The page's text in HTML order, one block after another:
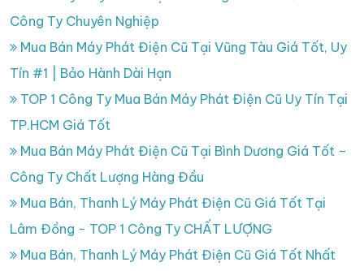
Công Ty Chuyên Nghiệp
Mua Bán Máy Phát Điện Cũ Tại Vũng Tàu Giá Tốt, Uy
Tín #1 | Bảo Hành Dài Hạn
TOP 1 Công Ty Mua Bán Máy Phát Điện Cũ Uy Tín Tại
TP.HCM Giá Tốt
Mua Bán Máy Phát Điện Cũ Tại Bình Dương Giá Tốt –
Công Ty Chất Lượng Hàng Đầu
Mua Bán, Thanh Lý Máy Phát Điện Cũ Giá Tốt Tại
Lâm Đồng - TOP 1 Công Ty CHẤT LƯỢNG
Mua Bán, Thanh Lý Máy Phát Điện Cũ Giá Tốt Nhất